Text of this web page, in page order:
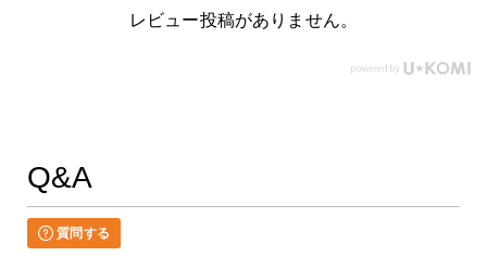
レビュー投稿がありません。
Q&A
質問する